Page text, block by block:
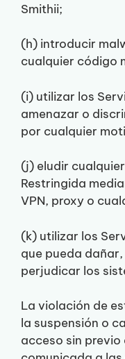
Smithii;
(h) introducir
cualquier código
(i) utilizar los
amenazar o
por cualquier
(j) eludir
Restringida
VPN, proxy o
(k) utilizar los
que pueda
perjudicar los
La violación de
la suspensión o
acceso sin